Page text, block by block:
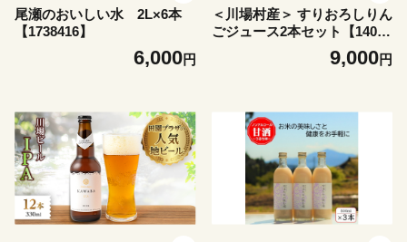
尾瀬のおいしい水 2L×6本
【1738416】
6,000円
＜川場村産＞ すりおろしりん
ごジュース2本セット【14026
9,000円